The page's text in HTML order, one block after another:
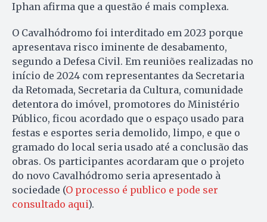
Iphan afirma que a questão é mais complexa.
O Cavalhódromo foi interditado em 2023 porque
apresentava risco iminente de desabamento,
segundo a Defesa Civil. Em reuniões realizadas no
início de 2024 com representantes da Secretaria
da Retomada, Secretaria da Cultura, comunidade
detentora do imóvel, promotores do Ministério
Público, ficou acordado que o espaço usado para
festas e esportes seria demolido, limpo, e que o
gramado do local seria usado até a conclusão das
obras. Os participantes acordaram que o projeto
do novo Cavalhódromo seria apresentado à
sociedade (O processo é publico e pode ser
consultado aqui).